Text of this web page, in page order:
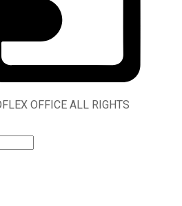
OFFICE ALL RIGHTS